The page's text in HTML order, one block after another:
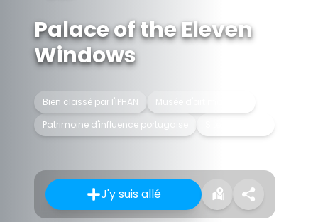
Palace of the Eleven
Windows
Bien classé par l'IPHAN
Musée d'art moderne
Patrimoine d'influence portugaise
J'y suis allé